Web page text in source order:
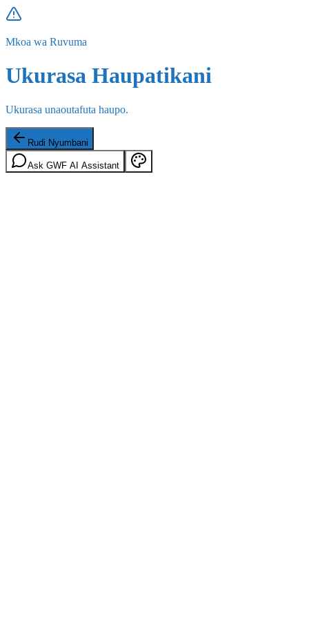
Mkoa wa Ruvuma
Ukurasa Haupatikani
Ukurasa unaoutafuta haupo.
Rudi Nyumbani
Ask GWF AI Assistant